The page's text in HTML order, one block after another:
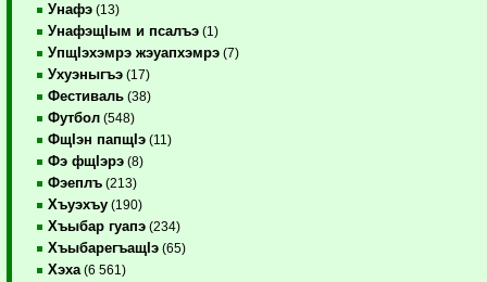
Унафэ (13)
УнафэщIым и псалъэ (1)
УпщIэхэмрэ жэуапхэмрэ (7)
Ухуэныгъэ (17)
Фестиваль (38)
Футбол (548)
ФщIэн папщIэ (11)
Фэ фщIэрэ (8)
Фэеплъ (213)
Хъуэхъу (190)
Хъыбар гуапэ (234)
ХъыбарегъащIэ (65)
Хэха (6 561)